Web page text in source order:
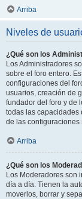
Arriba
Niveles de
¿Qué son los
Los Administradores
sobre el foro entero.
configuraciones del
usuarios, creación de
fundador del foro y de
todas las capacidades
de las
Arriba
¿Qué son los
Los Moderadores son
día a día. Tienen la
moverlos, borrar y